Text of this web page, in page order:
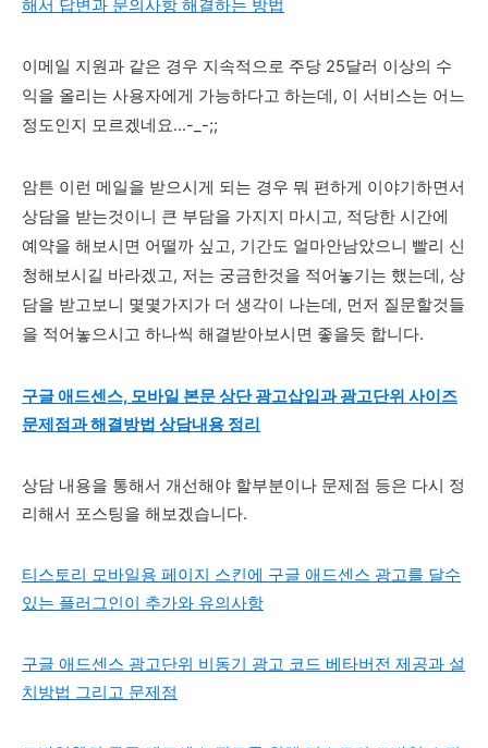
해서 답변과 문의사항 해결하는 방법
이메일 지원과 같은 경우 지속적으로 주당 25달러 이상의 수
익을 올리는 사용자에게 가능하다고 하는데, 이 서비스는 어느
정도인지 모르겠네요...-_-;;
암튼 이런 메일을 받으시게 되는 경우 뭐 편하게 이야기하면서
상담을 받는것이니 큰 부담을 가지지 마시고, 적당한 시간에
예약을 해보시면 어떨까 싶고, 기간도 얼마안남았으니 빨리 신
청해보시길 바라겠고, 저는 궁금한것을 적어놓기는 했는데, 상
담을 받고보니 몇몇가지가 더 생각이 나는데, 먼저 질문할것들
을 적어놓으시고 하나씩 해결받아보시면 좋을듯 합니다.
구글 애드센스, 모바일 본문 상단 광고삽입과 광고단위 사이즈
문제점과 해결방법 상담내용 정리
상담 내용을 통해서 개선해야 할부분이나 문제점 등은 다시 정
리해서 포스팅을 해보겠습니다.
티스토리 모바일용 페이지 스킨에 구글 애드센스 광고를 달수
있는 플러그인이 추가와 유의사항
구글 애드센스 광고단위 비동기 광고 코드 베타버전 제공과 설
치방법 그리고 문제점